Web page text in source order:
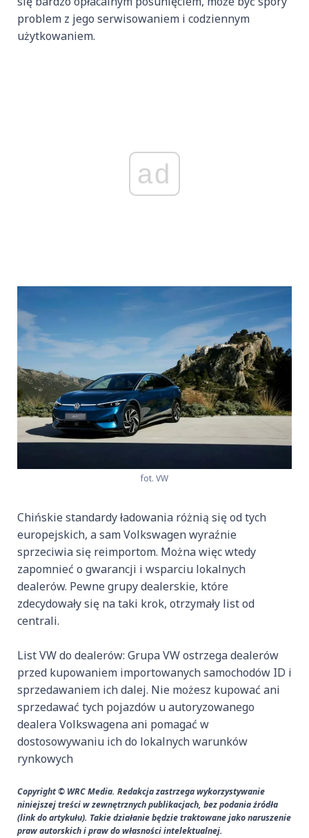
problem z jego serwisowaniem i codziennym
użytkowaniem.
ad
fot. VW
Chińskie standardy ładowania różnią się od tych
europejskich, a sam Volkswagen wyraźnie
sprzeciwia się reimportom. Można więc wtedy
zapomnieć o gwarancji i wsparciu lokalnych
dealerów. Pewne grupy dealerskie, które
zdecydowały się na taki krok, otrzymały list od
centrali.
List VW do dealerów: Grupa VW ostrzega dealerów
przed kupowaniem importowanych samochodów ID i
sprzedawaniem ich dalej. Nie możesz kupować ani
sprzedawać tych pojazdów u autoryzowanego
dealera Volkswagena ani pomagać w
dostosowywaniu ich do lokalnych warunków
rynkowych
Copyright © WRC Media. Redakcja zastrzega wykorzystywanie
niniejszej treści w zewnętrznych publikacjach, bez podania źródła
(link do artykułu). Takie działanie będzie traktowane jako naruszenie
praw autorskich i praw do własności intelektualnej.